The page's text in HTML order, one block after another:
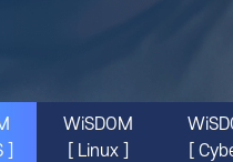
WiSDOM
[ Linux ]
[